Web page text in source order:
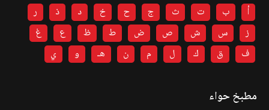
أ ب ت ث ج ح خ د ذ
ر
ز
س ش ص ض ط ظ ع
غ
ف
ق ك ل م ن هـ و ي
مطبخ حواء